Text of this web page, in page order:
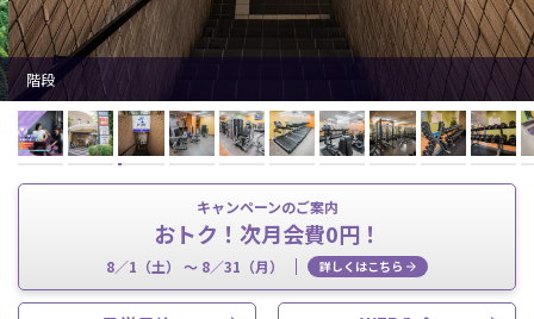
階段
キャンペーンのご案内
おトク！次月会費0円！
8／1（土） 〜 8／31（月） 詳しくはこちら